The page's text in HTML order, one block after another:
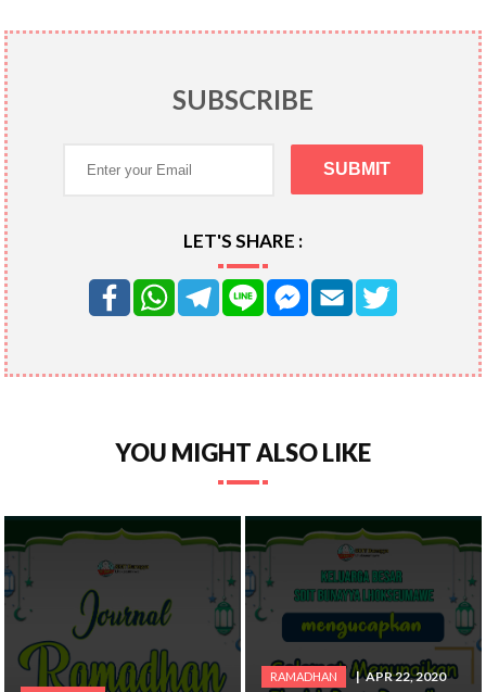
SUBSCRIBE
LET'S SHARE :
YOU MIGHT ALSO LIKE
RAMADHAN APR 22, 2020